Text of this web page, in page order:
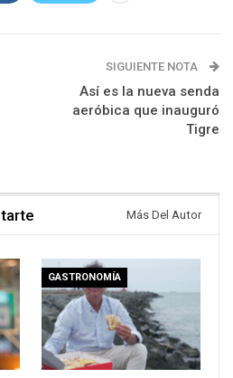
SIGUIENTE NOTA
Así es la nueva senda
aeróbica que inauguró
Tigre
Más Del Autor
GASTRONOMÍA